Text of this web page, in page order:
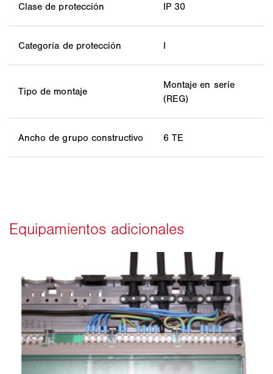
Clase de protección IP 30
Categoría de protección I
Tipo de montaje
Montaje en serie
(REG)
Ancho de grupo constructivo 6 TE